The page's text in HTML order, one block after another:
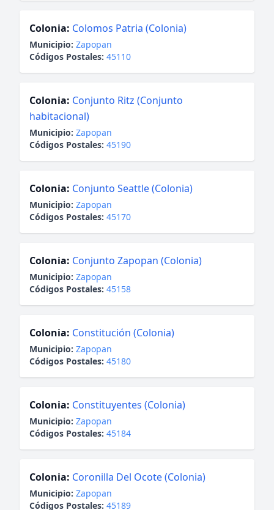
Colonia: Colomos Patria (Colonia)
Municipio: Zapopan
Códigos Postales: 45110
Colonia: Conjunto Ritz (Conjunto
habitacional)
Municipio: Zapopan
Códigos Postales: 45190
Colonia: Conjunto Seattle (Colonia)
Municipio: Zapopan
Códigos Postales: 45170
Colonia: Conjunto Zapopan (Colonia)
Municipio: Zapopan
Códigos Postales: 45158
Colonia: Constitución (Colonia)
Municipio: Zapopan
Códigos Postales: 45180
Colonia: Constituyentes (Colonia)
Municipio: Zapopan
Códigos Postales: 45184
Colonia: Coronilla Del Ocote (Colonia)
Municipio: Zapopan
Códigos Postales: 45189